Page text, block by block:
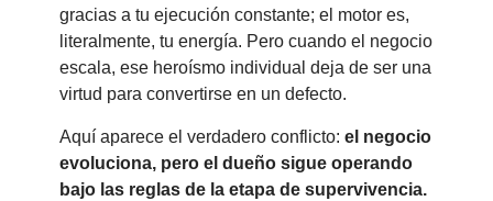
gracias a tu ejecución constante; el motor es,
literalmente, tu energía. Pero cuando el negocio
escala, ese heroísmo individual deja de ser una
virtud para convertirse en un defecto.
Aquí aparece el verdadero conflicto: el negocio
evoluciona, pero el dueño sigue operando
bajo las reglas de la etapa de supervivencia.